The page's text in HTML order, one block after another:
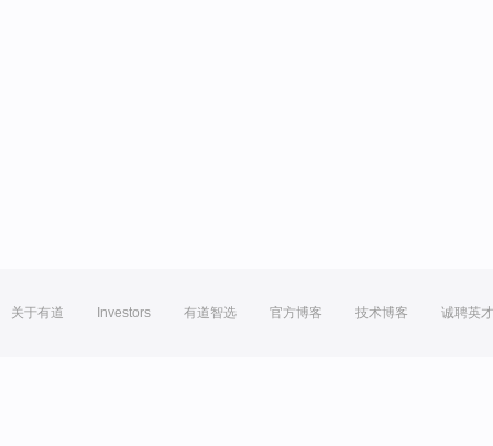
关于有道 Investors 有道智选 官方博客 技术博客 诚聘英才